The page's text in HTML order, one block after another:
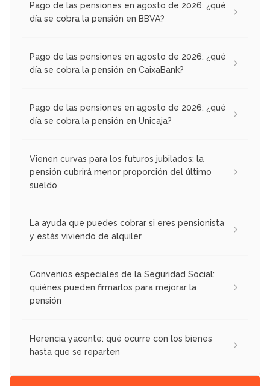
Pago de las pensiones en agosto de 2026: ¿qué
día se cobra la pensión en BBVA?
Pago de las pensiones en agosto de 2026: ¿qué
día se cobra la pensión en CaixaBank?
Pago de las pensiones en agosto de 2026: ¿qué
día se cobra la pensión en Unicaja?
Vienen curvas para los futuros jubilados: la
pensión cubrirá menor proporción del último
sueldo
La ayuda que puedes cobrar si eres pensionista
y estás viviendo de alquiler
Convenios especiales de la Seguridad Social:
quiénes pueden firmarlos para mejorar la
pensión
Herencia yacente: qué ocurre con los bienes
hasta que se reparten